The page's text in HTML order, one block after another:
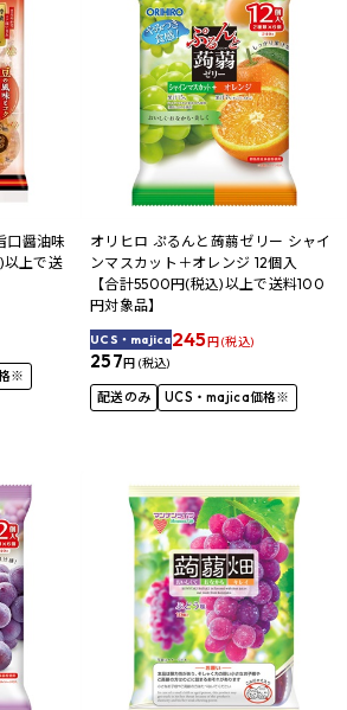
口醤油味
上で送
※
オリヒロ ぷるんと蒟蒻ゼリー シャイ
ンマスカット＋オレンジ 12個入
【合計5500円(税込)以上で送料100
円対象品】
UCS・majica245円 (税込)
257円 (税込)
配送のみ UCS・majica価格※